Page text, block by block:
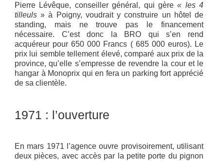
Pierre Lévêque, conseiller général, qui gère« les 4
tilleuls» à Poigny, voudrait y construire un hôtel de
standing, mais ne trouve pas le financement
nécessaire. C’est donc la BRO qui s’en rend
acquéreur pour 650 000 Francs ( 685 000 euros). Le
prix lui semble tellement élevé, comparé aux prix de la
province, qu’elle s’empresse de revendre la cour et le
hangar à Monoprix qui en fera un parking fort apprécié
de sa clientèle.
1971 : l’ouverture
En mars 1971 l’agence ouvre provisoirement, utilisant
deux pièces, avec accès par la petite porte du pignon